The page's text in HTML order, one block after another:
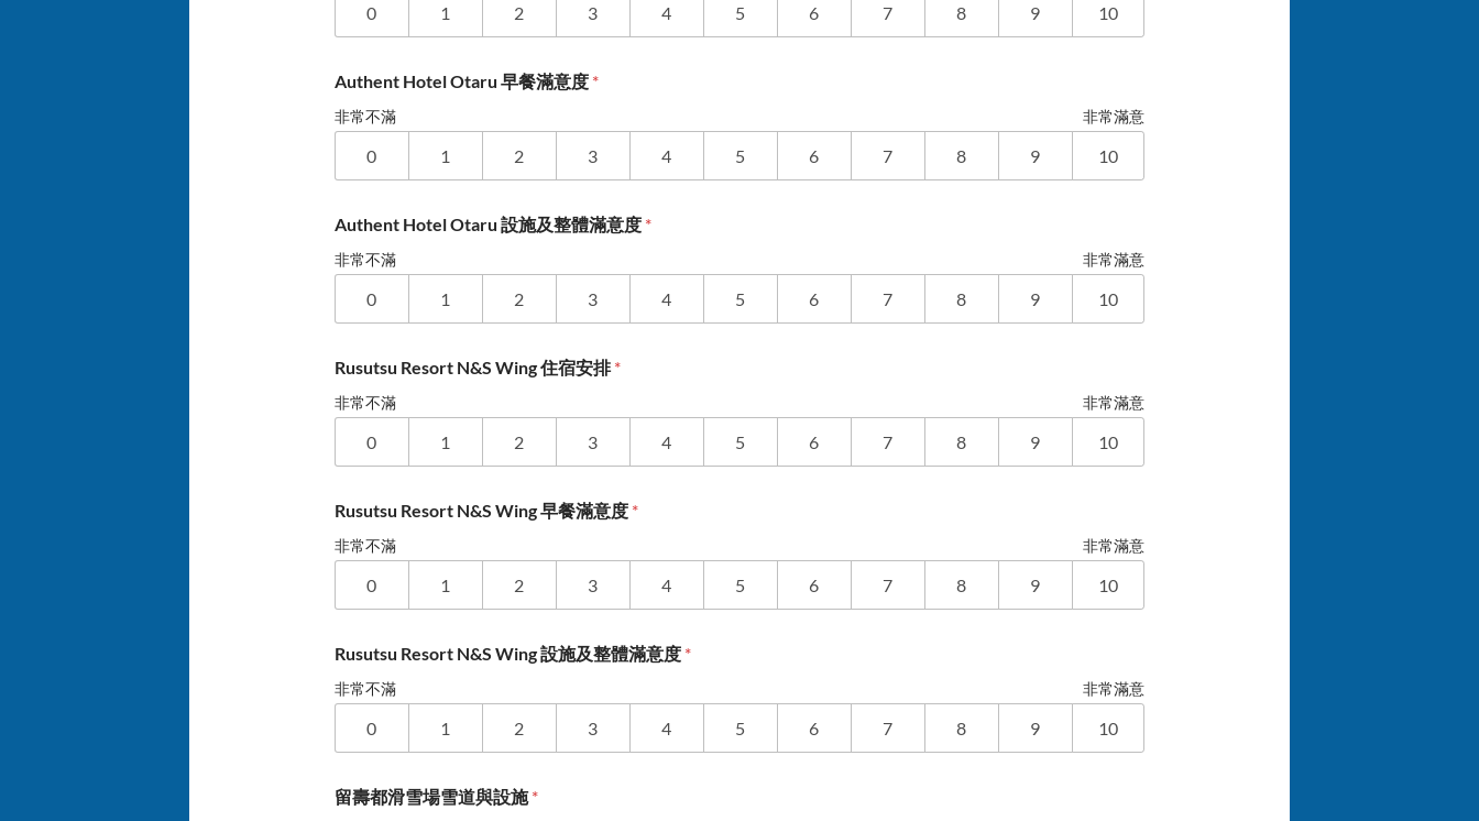
0 1 2 3 4 5 6 7 8 9 10
Authent Hotel Otaru 早餐滿意度 *
非常不滿 非常滿意
0 1 2 3 4 5 6 7 8 9 10
Authent Hotel Otaru 設施及整體滿意度 *
非常不滿 非常滿意
0 1 2 3 4 5 6 7 8 9 10
Rusutsu Resort N&S Wing 住宿安排*
非常不滿 非常滿意
0 1 2 3 4 5 6 7 8 9 10
Rusutsu Resort N&S Wing 早餐滿意度 *
非常不滿 非常滿意
0 1 2 3 4 5 6 7 8 9 10
Rusutsu Resort N&S Wing 設施及整體滿意度 *
非常不滿 非常滿意
0 1 2 3 4 5 6 7 8 9 10
留壽都滑雪場雪道與設施*